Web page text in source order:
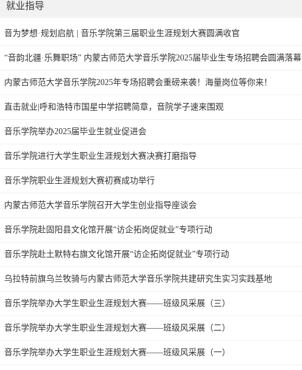
就业指导
音为梦想·规划启航 | 音乐学院第三届职业生涯规划大赛圆满收官
“音韵北疆·乐舞职场” 内蒙古师范大学音乐学院2025届毕业生专场招聘会圆满落幕
内蒙古师范大学音乐学院2025年专场招聘会重磅来袭！海量岗位等你来！
直击就业|呼和浩特市国星中学招聘简章，音院学子速来围观
音乐学院举办2025届毕业生就业促进会
音乐学院进行大学生职业生涯规划大赛决赛打磨指导
音乐学院职业生涯规划大赛初赛成功举行
内蒙古师范大学音乐学院召开大学生创业指导座谈会
音乐学院赴固阳县文化馆开展“访企拓岗促就业”专项行动
音乐学院赴土默特右旗文化馆开展“访企拓岗促就业”专项行动
乌拉特前旗乌兰牧骑与内蒙古师范大学音乐学院共建研究生实习实践基地
音乐学院举办大学生职业生涯规划大赛——班级风采展（三）
音乐学院举办大学生职业生涯规划大赛——班级风采展（二）
音乐学院举办大学生职业生涯规划大赛——班级风采展（一）